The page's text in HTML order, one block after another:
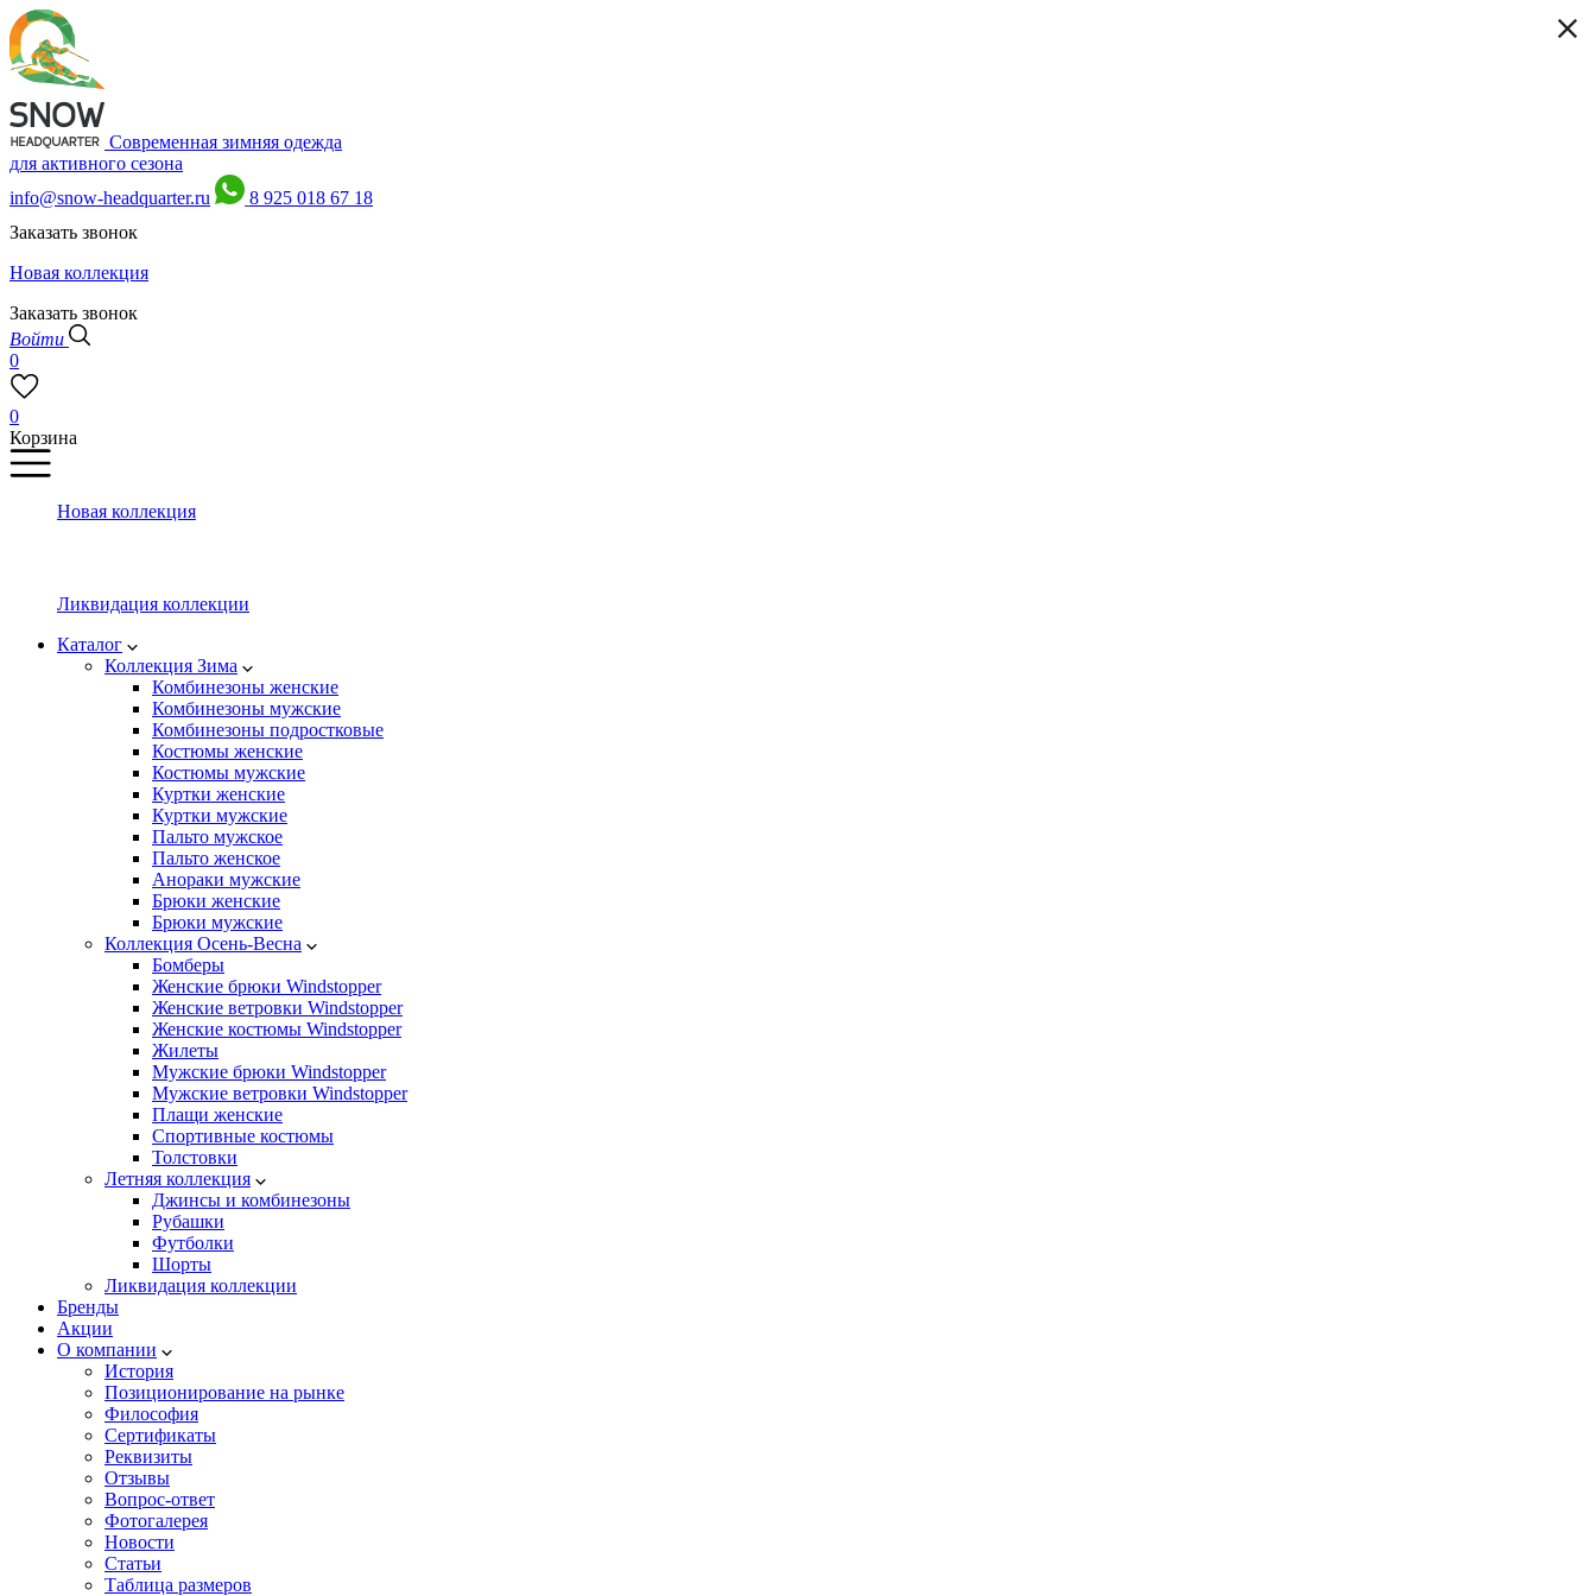
Современная зимняя одежда
для активного сезона
info@snow-headquarter.ru
8 925 018 67 18
Заказать звонок
Новая коллекция
Заказать звонок
Войти
0
0
Корзина
Новая коллекция
Ликвидация коллекции
Каталог
Коллекция Зима
Комбинезоны женские
Комбинезоны мужские
Комбинезоны подростковые
Костюмы женские
Костюмы мужские
Куртки женские
Куртки мужские
Пальто мужское
Пальто женское
Анораки мужские
Брюки женские
Брюки мужские
Коллекция Осень-Весна
Бомберы
Женские брюки Windstopper
Женские ветровки Windstopper
Женские костюмы Windstopper
Жилеты
Мужские брюки Windstopper
Мужские ветровки Windstopper
Плащи женские
Спортивные костюмы
Толстовки
Летняя коллекция
Джинсы и комбинезоны
Рубашки
Футболки
Шорты
Ликвидация коллекции
Бренды
Акции
О компании
История
Позиционирование на рынке
Философия
Сертификаты
Реквизиты
Отзывы
Вопрос-ответ
Фотогалерея
Новости
Статьи
Таблица размеров